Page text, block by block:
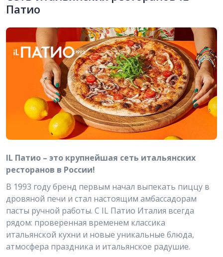
Патио
IL Патио – это крупнейшая сеть итальянских
ресторанов в России!
В 1993 году бренд первым начал выпекать пиццу в
дровяной печи и стал настоящим амбассадорам
пасты ручной работы. С IL Патио Италия всегда
рядом: проверенная временем классика
итальянской кухни и новые уникальные блюда,
атмосфера праздника и итальянское радушие.